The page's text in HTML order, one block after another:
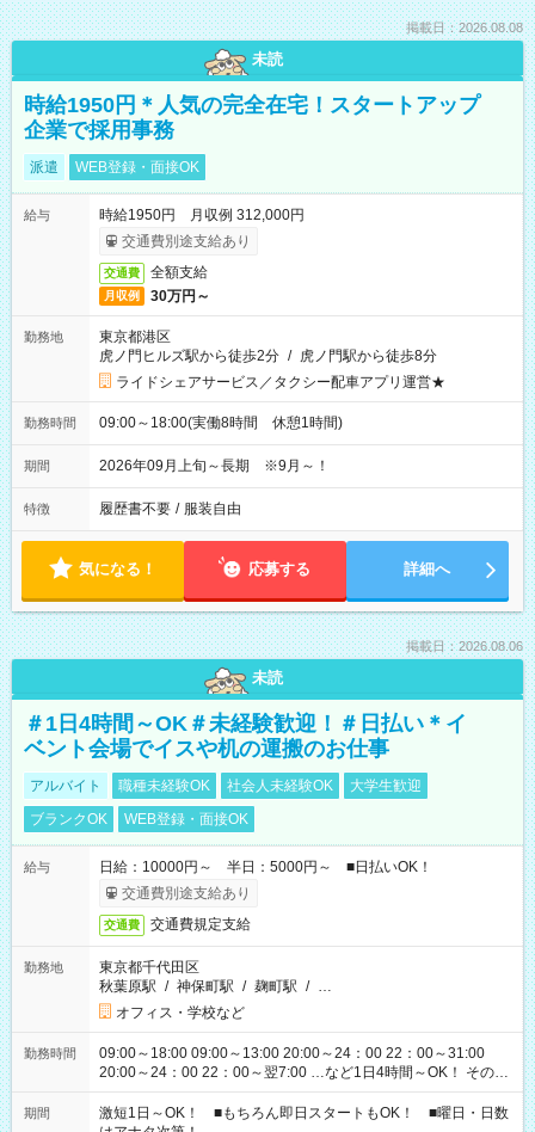
掲載日：2026.08.08
未読
時給1950円＊人気の完全在宅！スタートアップ
企業で採用事務
派遣 WEB登録・面接OK
給与
時給1950円 月収例 312,000円
交通費別途支給あり
交通費 全額支給
月収例 30万円～
勤務地
東京都港区
虎ノ門ヒルズ駅から徒歩2分 / 虎ノ門駅から徒歩8分
ライドシェアサービス／タクシー配車アプリ運営★
勤務時間 09:00～18:00(実働8時間 休憩1時間)
期間 2026年09月上旬～長期 ※9月～！
特徴 履歴書不要 / 服装自由
気になる！ 応募する 詳細へ
掲載日：2026.08.06
未読
＃1日4時間～OK＃未経験歓迎！＃日払い＊イ
ベント会場でイスや机の運搬のお仕事
アルバイト 職種未経験OK 社会人未経験OK
大学生歓迎
ブランクOK
WEB登録・面接OK
給与
日給：10000円～ 半日：5000円～ ■日払いOK！
交通費別途支給あり
交通費 交通費規定支給
勤務地
東京都千代田区
秋葉原駅 / 神保町駅 / 麹町駅 / …
オフィス・学校など
勤務時間
09:00～18:00 09:00～13:00 20:00～24：00 22：00～31:00
20:00～24：00 22：00～翌7:00 …など1日4時間～OK！ その他
シフトもございます！ お気軽にご相談ください！
期間
激短1日～OK！ ■もちろん即日スタートもOK！ ■曜日・日数